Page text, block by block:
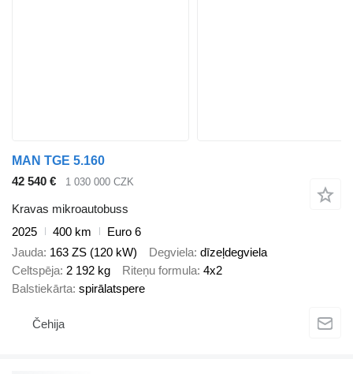
MAN TGE 5.160
42 540 €
1 030 000 CZK
Kravas mikroautobuss
2025
400 km
Euro 6
Jauda 163 ZS (120 kW) Degviela dīzeļdegviela
Celtspēja 2 192 kg Riteņu formula 4x2
Balstiekārta spirālatspere
Čehija